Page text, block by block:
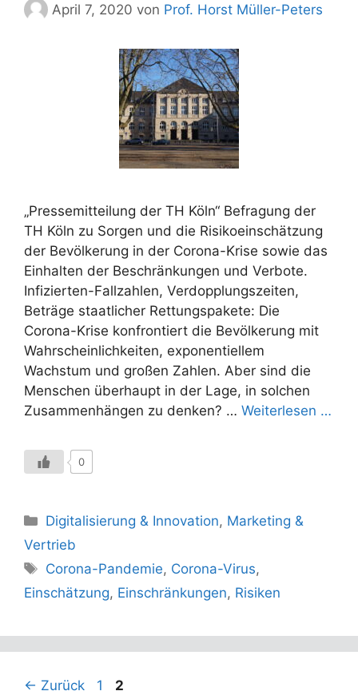
April 7, 2020 von Prof. Horst Müller-Peters
„Pressemitteilung der TH Köln“ Befragung der
TH Köln zu Sorgen und die Risikoeinschätzung
der Bevölkerung in der Corona-Krise sowie das
Einhalten der Beschränkungen und Verbote.
Infizierten-Fallzahlen, Verdopplungszeiten,
Beträge staatlicher Rettungspakete: Die
Corona-Krise konfrontiert die Bevölkerung mit
Wahrscheinlichkeiten, exponentiellem
Wachstum und großen Zahlen. Aber sind die
Menschen überhaupt in der Lage, in solchen
Zusammenhängen zu denken? … Weiterlesen …
0
Kategorien
Digitalisierung & Innovation, Marketing &
Vertrieb
Schlagwörter
Corona-Pandemie, Corona-Virus,
Einschätzung, Einschränkungen, Risiken
← Zurück Seite
1 Seite
2